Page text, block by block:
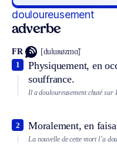
douloureusement
adverbe
FR [duluʀøzmɑ̃]
Physiquement, en
souffrance.
1
Il a douloureusement chuté sur
Moralement, en
2
La nouvelle de cette mort l’a